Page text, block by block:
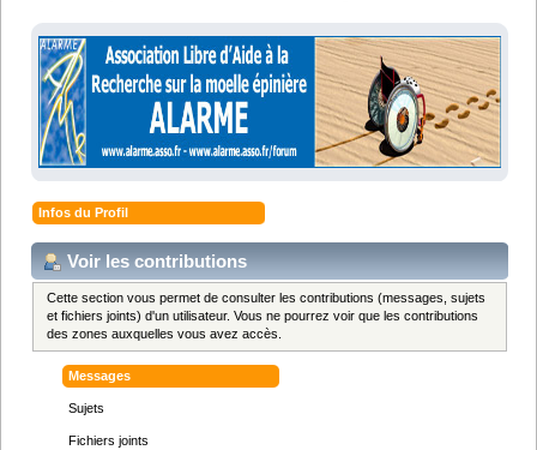
Infos du Profil
Voir les contributions
Cette section vous permet de consulter les contributions (messages, sujets
et fichiers joints) d'un utilisateur. Vous ne pourrez voir que les contributions
des zones auxquelles vous avez accès.
Messages
Sujets
Fichiers joints